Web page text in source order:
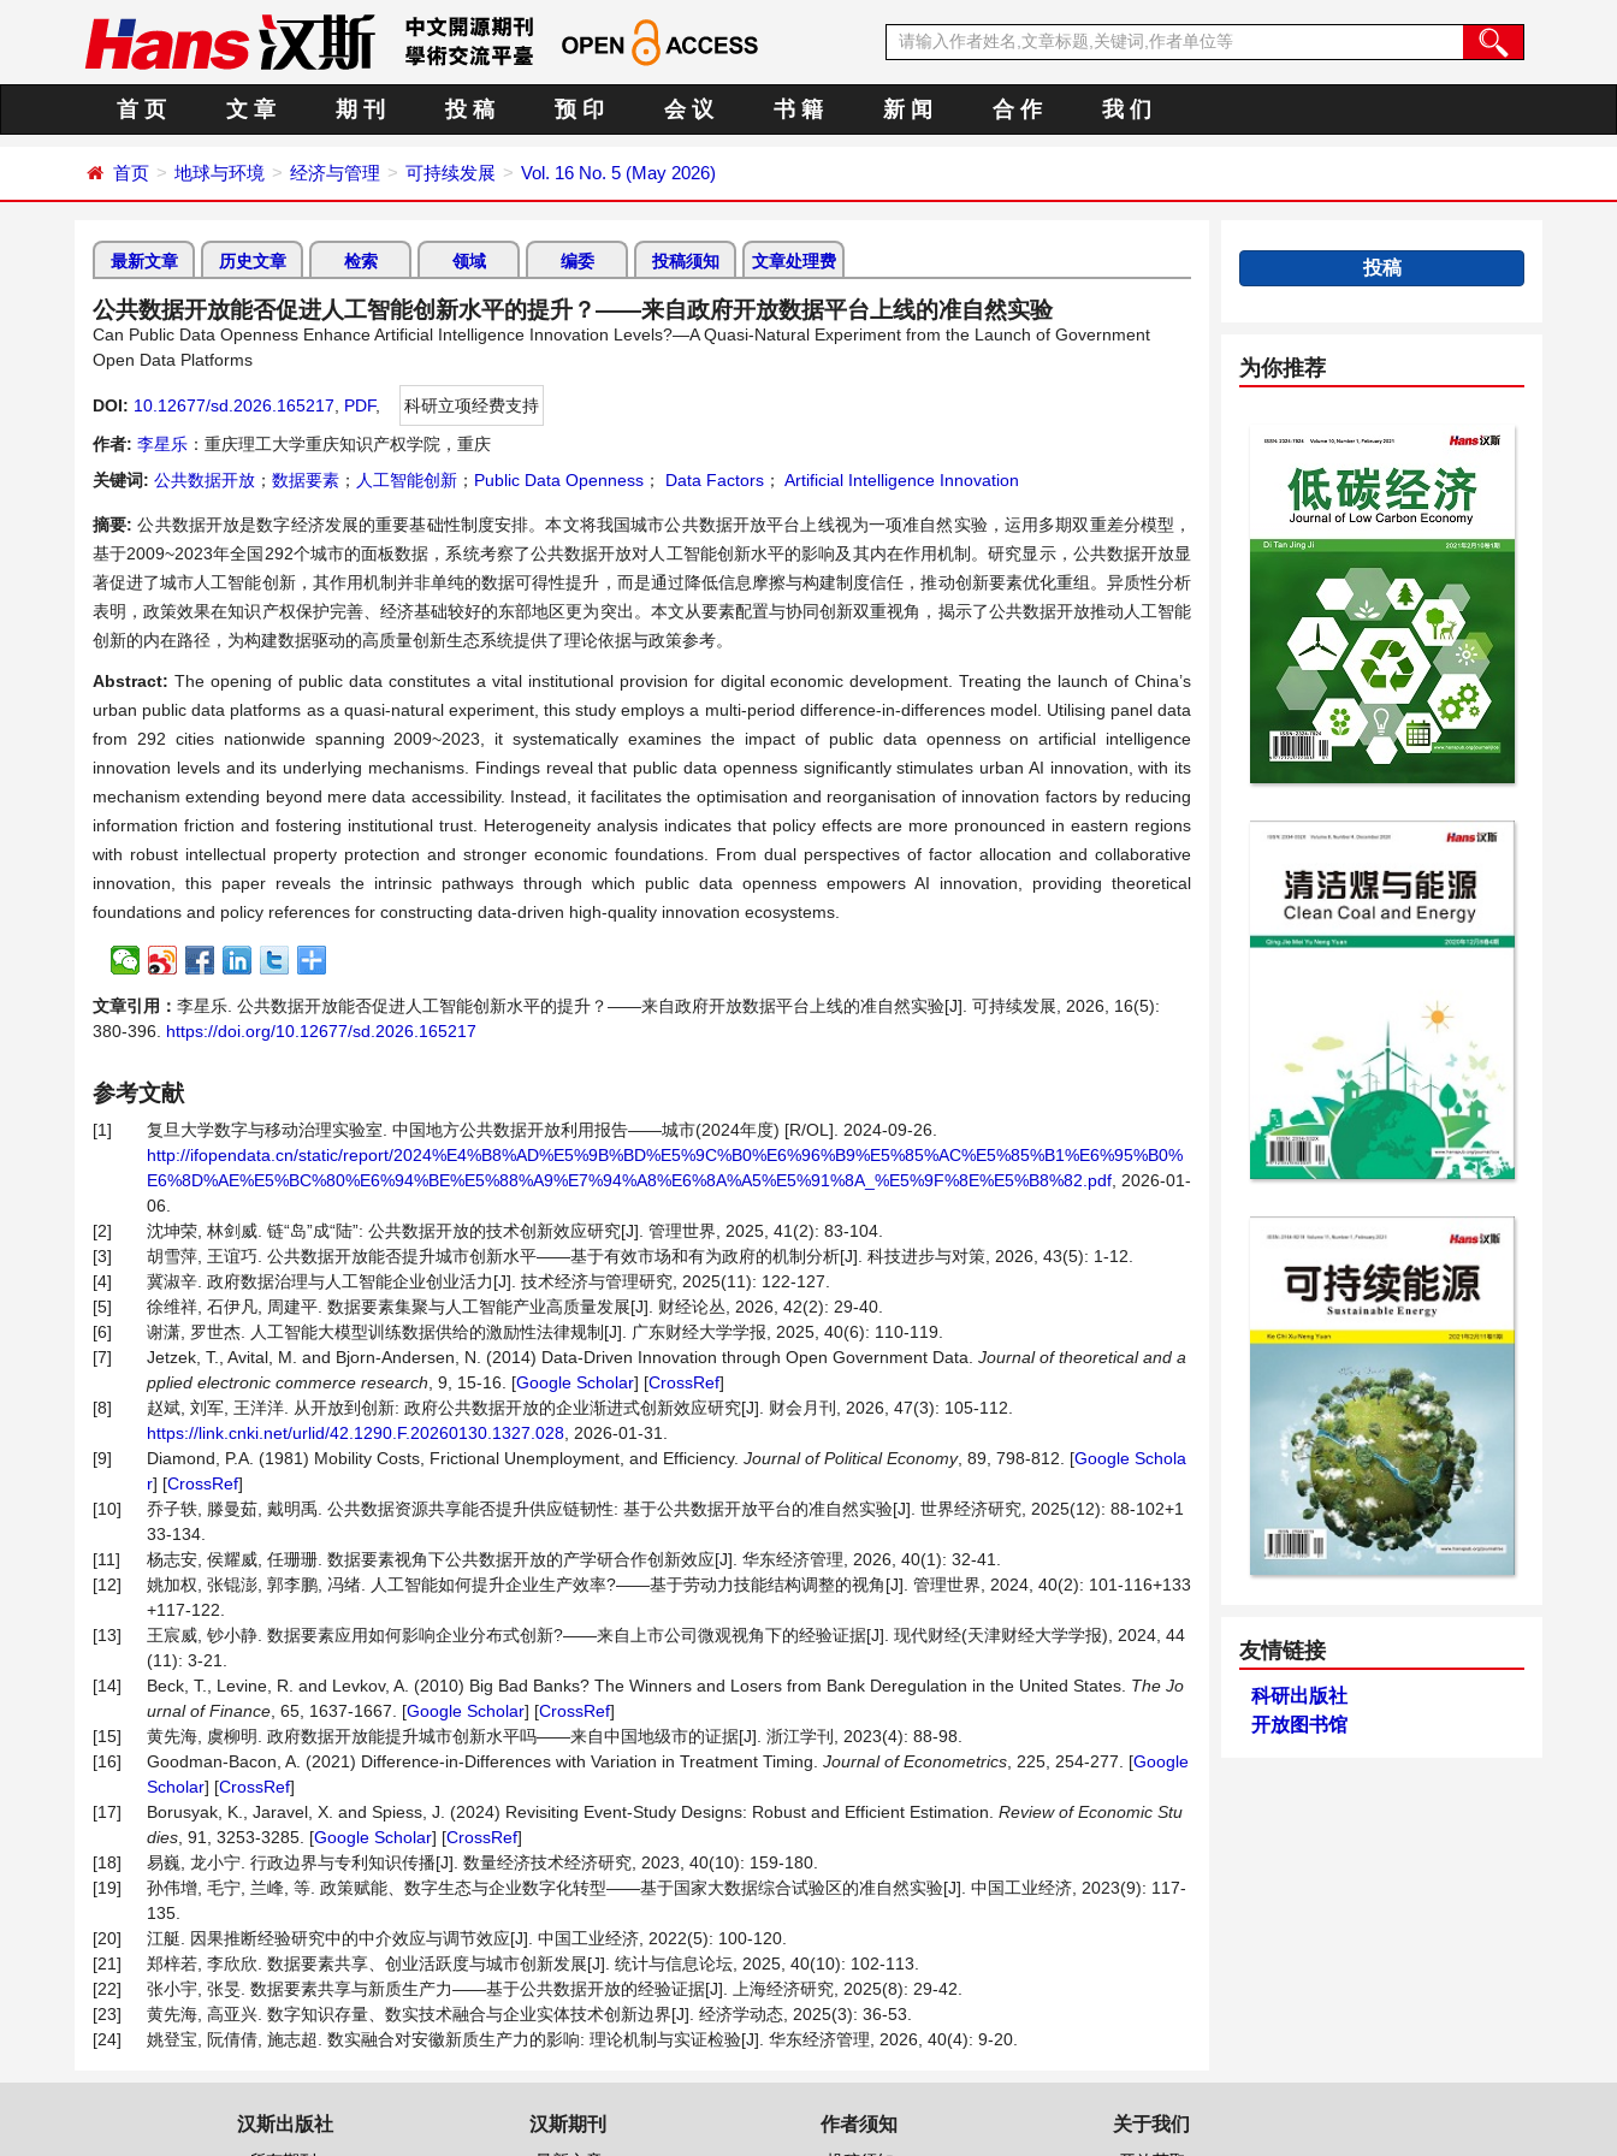
首 页 文 章 期 刊 投 稿 预 印 会 议 书 籍 新 闻 合 作 我 们
首页 地球与环境 经济与管理 可持续发展 Vol. 16 No. 5 (May 2026)
最新文章 历史文章 检索 领域 编委 投稿须知 文章处理费
公共数据开放能否促进人工智能创新水平的提升？——来自政府开放数据平台上线的准自然实验
Can Public Data Openness Enhance Artificial Intelligence Innovation Levels?—A Quasi-Natural Experiment from the Launch of Government
Open Data Platforms
DOI: 10.12677/sd.2026.165217 PDF,
科研立项经费支持
作者: 李星乐 ：重庆理工大学重庆知识产权学院，重庆
关键词: 公共数据开放 ； 数据要素 ； 人工智能创新 ； Public Data Openness ； Data Factors ； Artificial Intelligence Innovation
摘要:公共数据开放是数字经济发展的重要基础性制度安排。本文将我国城市公共数据开放平台上线视为一项准自然实验，运用多期双重差分模型，
基于2009~2023年全国292个城市的面板数据，系统考察了公共数据开放对人工智能创新水平的影响及其内在作用机制。研究显示，公共数据开放显
著促进了城市人工智能创新，其作用机制并非单纯的数据可得性提升，而是通过降低信息摩擦与构建制度信任，推动创新要素优化重组。异质性分析
表明，政策效果在知识产权保护完善、经济基础较好的东部地区更为突出。本文从要素配置与协同创新双重视角，揭示了公共数据开放推动人工智能
创新的内在路径，为构建数据驱动的高质量创新生态系统提供了理论依据与政策参考。
Abstract: The opening of public data constitutes a vital institutional provision for digital economic development. Treating the launch of China’s
urban public data platforms as a quasi-natural experiment, this study employs a multi-period difference-in-differences model. Utilising panel data
from 292 cities nationwide spanning 2009~2023, it systematically examines the impact of public data openness on artificial intelligence
innovation levels and its underlying mechanisms. Findings reveal that public data openness significantly stimulates urban AI innovation, with its
mechanism extending beyond mere data accessibility. Instead, it facilitates the optimisation and reorganisation of innovation factors by reducing
information friction and fostering institutional trust. Heterogeneity analysis indicates that policy effects are more pronounced in eastern regions
with robust intellectual property protection and stronger economic foundations. From dual perspectives of factor allocation and collaborative
innovation, this paper reveals the intrinsic pathways through which public data openness empowers AI innovation, providing theoretical
foundations and policy references for constructing data-driven high-quality innovation ecosystems.
文章引用： 李星乐. 公共数据开放能否促进人工智能创新水平的提升？——来自政府开放数据平台上线的准自然实验[J]. 可持续发展, 2026, 16(5):
380-396. https://doi.org/10.12677/sd.2026.165217
参考文献
[1]
复旦大学数字与移动治理实验室. 中国地方公共数据开放利用报告——城市(2024年度) [R/OL]. 2024-09-26.
http://ifopendata.cn/static/report/2024%E4%B8%AD%E5%9B%BD%E5%9C%B0%E6%96%B9%E5%85%AC%E5%85%B1%E6%95%B0%
E6%8D%AE%E5%BC%80%E6%94%BE%E5%88%A9%E7%94%A8%E6%8A%A5%E5%91%8A_%E5%9F%8E%E5%B8%82.pdf , 2026-01-
06.
[2]
沈坤荣, 林剑威. 链“岛”成“陆”: 公共数据开放的技术创新效应研究[J]. 管理世界, 2025, 41(2): 83-104.
[3]
胡雪萍, 王谊巧. 公共数据开放能否提升城市创新水平——基于有效市场和有为政府的机制分析[J]. 科技进步与对策, 2026, 43(5): 1-12.
[4]
冀淑辛. 政府数据治理与人工智能企业创业活力[J]. 技术经济与管理研究, 2025(11): 122-127.
[5]
徐维祥, 石伊凡, 周建平. 数据要素集聚与人工智能产业高质量发展[J]. 财经论丛, 2026, 42(2): 29-40.
[6]
谢潇, 罗世杰. 人工智能大模型训练数据供给的激励性法律规制[J]. 广东财经大学学报, 2025, 40(6): 110-119.
[7]
Jetzek, T., Avital, M. and Bjorn-Andersen, N. (2014) Data-Driven Innovation through Open Government Data. Journal of theoretical and a
pplied electronic commerce research , 9, 15-16. [Google Scholar] [CrossRef]
[8]
赵斌, 刘军, 王洋洋. 从开放到创新: 政府公共数据开放的企业渐进式创新效应研究[J]. 财会月刊, 2026, 47(3): 105-112.
https://link.cnki.net/urlid/42.1290.F.20260130.1327.028 , 2026-01-31.
[9]
Diamond, P.A. (1981) Mobility Costs, Frictional Unemployment, and Efficiency. Journal of Political Economy, 89, 798-812. [Google Schola
r] [CrossRef]
[10]
乔子轶, 滕曼茹, 戴明禹. 公共数据资源共享能否提升供应链韧性: 基于公共数据开放平台的准自然实验[J]. 世界经济研究, 2025(12): 88-102+1
33-134.
[11]
杨志安, 侯耀威, 任珊珊. 数据要素视角下公共数据开放的产学研合作创新效应[J]. 华东经济管理, 2026, 40(1): 32-41.
[12]
姚加权, 张锟澎, 郭李鹏, 冯绪. 人工智能如何提升企业生产效率?——基于劳动力技能结构调整的视角[J]. 管理世界, 2024, 40(2): 101-116+133
+117-122.
[13]
王宸威, 钞小静. 数据要素应用如何影响企业分布式创新?——来自上市公司微观视角下的经验证据[J]. 现代财经(天津财经大学学报), 2024, 44
(11): 3-21.
[14]
Beck, T., Levine, R. and Levkov, A. (2010) Big Bad Banks? The Winners and Losers from Bank Deregulation in the United States. The Jo
urnal of Finance , 65, 1637-1667. [Google Scholar] [CrossRef]
[15]
黄先海, 虞柳明. 政府数据开放能提升城市创新水平吗——来自中国地级市的证据[J]. 浙江学刊, 2023(4): 88-98.
[16]
Goodman-Bacon, A. (2021) Difference-in-Differences with Variation in Treatment Timing. Journal of Econometrics , 225, 254-277. [Google
Scholar] [CrossRef]
[17]
Borusyak, K., Jaravel, X. and Spiess, J. (2024) Revisiting Event-Study Designs: Robust and Efficient Estimation. Reviewof Economic Stu
dies , 91, 3253-3285. [Google Scholar] [CrossRef]
[18]
易巍, 龙小宁. 行政边界与专利知识传播[J]. 数量经济技术经济研究, 2023, 40(10): 159-180.
[19]
孙伟增, 毛宁, 兰峰, 等. 政策赋能、数字生态与企业数字化转型——基于国家大数据综合试验区的准自然实验[J]. 中国工业经济, 2023(9): 117-
135.
[20]
江艇. 因果推断经验研究中的中介效应与调节效应[J]. 中国工业经济, 2022(5): 100-120.
[21]
郑梓若, 李欣欣. 数据要素共享、创业活跃度与城市创新发展[J]. 统计与信息论坛, 2025, 40(10): 102-113.
[22]
张小宇, 张旻. 数据要素共享与新质生产力——基于公共数据开放的经验证据[J]. 上海经济研究, 2025(8): 29-42.
[23]
黄先海, 高亚兴. 数字知识存量、数实技术融合与企业实体技术创新边界[J]. 经济学动态, 2025(3): 36-53.
[24]
姚登宝, 阮倩倩, 施志超. 数实融合对安徽新质生产力的影响: 理论机制与实证检验[J]. 华东经济管理, 2026, 40(4): 9-20.
投稿
为你推荐
友情链接
科研出版社
开放图书馆
汉斯出版社 汉斯期刊 作者须知 关于我们